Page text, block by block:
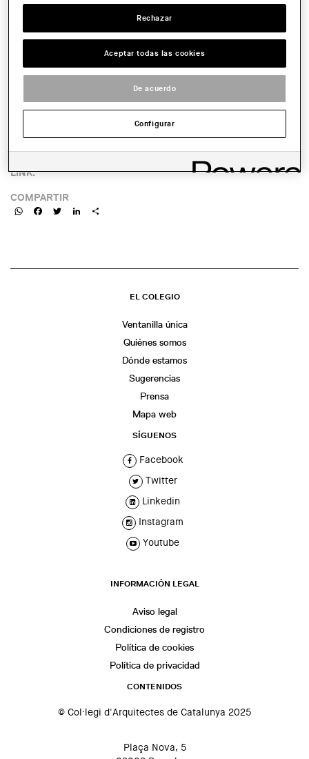
ENTIDAD ORGANIZADORA:
2016-10-18 18:00
LINK:
COMPARTIR
WhatsAppFacebookTwitterLinkedIn
EL COLEGIO
Ventanilla única
Quiénes somos
Dónde estamos
Sugerencias
Prensa
Mapa web
SÍGUENOS
Facebook
Twitter
Linkedin
Instagram
Youtube
INFORMACIÓN LEGAL
Aviso legal
Condiciones de registro
Política de cookies
Política de privacidad
CONTENIDOS
© Col·legi d'Arquitectes de Catalunya 2025
Plaça Nova, 5
Rechazar
Aceptar todas las cookies
De acuerdo
Configurar